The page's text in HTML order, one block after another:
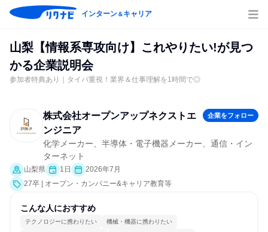
インターン＆キャリア
山梨【情報系専攻向け】これやりたい!が見つ
かる企業説明会
参加者特典あり｜タイパ重視！業界＆仕事理解を1時間で◎
株式会社オープンアップネクストエ
ンジニア
企業をフォロー
化学メーカー、半導体・電子機器メーカー、通信・イン
ターネット
山梨県 1日
2026年7月
27卒 | オープン・カンパニー&キャリア教育等
こんな人におすすめ
テクノロジーに携わりたい 機械・機器に携わりたい